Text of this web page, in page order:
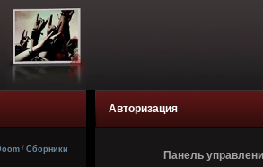
/ Сборники
Авторизация
Панель